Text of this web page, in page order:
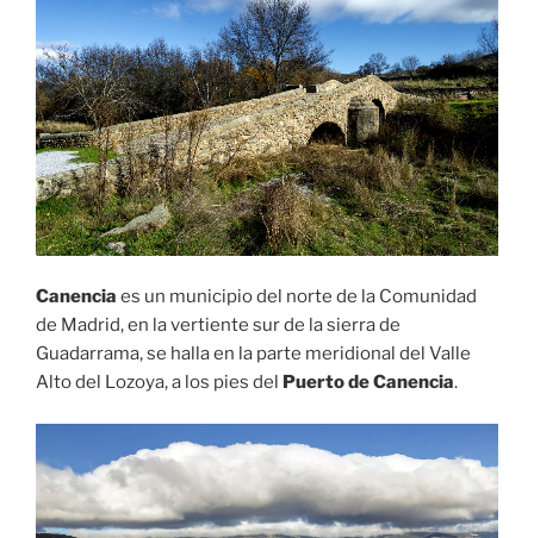
Canencia es un municipio del norte de la Comunidad
de Madrid, en la vertiente sur de la sierra de
Guadarrama, se halla en la parte meridional del Valle
Alto del Lozoya, a los pies del Puerto de Canencia.